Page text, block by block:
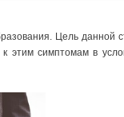
Цель данной
этим симптомам в